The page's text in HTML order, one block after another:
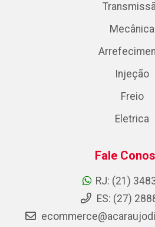
Mecânica
Injeção
Freio
Eletrica
Fale
RJ: (21)
ES: (27)